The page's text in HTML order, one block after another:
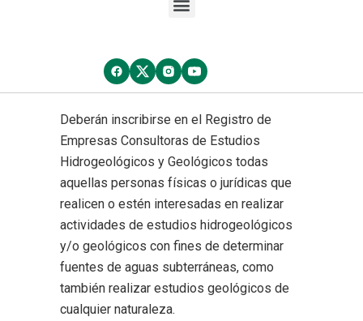
Deberán inscribirse en el Registro de
Empresas Consultoras de Estudios
Hidrogeológicos y Geológicos todas
aquellas personas físicas o jurídicas que
realicen o estén interesadas en realizar
actividades de estudios hidrogeológicos
y/o geológicos con fines de determinar
fuentes de aguas subterráneas, como
también realizar estudios geológicos de
cualquier naturaleza.